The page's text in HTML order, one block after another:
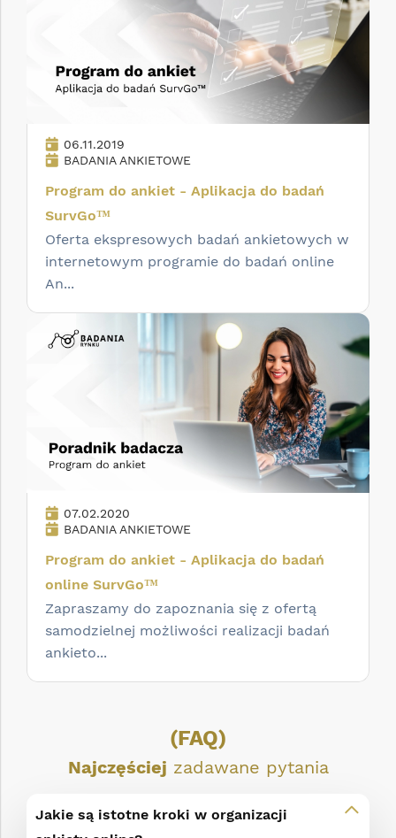
06.11.2019
BADANIA ANKIETOWE
Program do ankiet - Aplikacja do badań
SurvGo™
Oferta ekspresowych badań ankietowych w
internetowym programie do badań online
An...
07.02.2020
BADANIA ANKIETOWE
Program do ankiet - Aplikacja do badań
online SurvGo™
Zapraszamy do zapoznania się z ofertą
samodzielnej możliwości realizacji badań
ankieto...
(FAQ)
Najczęściej zadawane pytania
Jakie są istotne kroki w organizacji